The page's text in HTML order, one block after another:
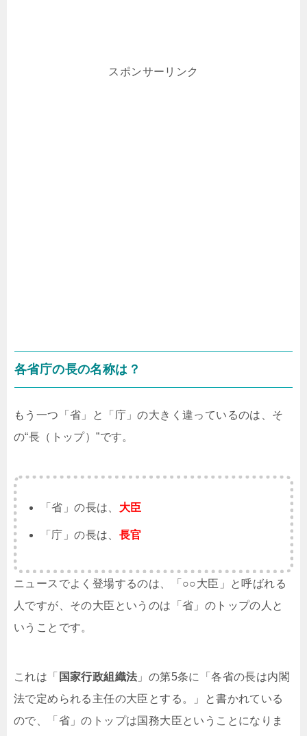
スポンサーリンク
各省庁の長の名称は？
もう一つ「省」と「庁」の大きく違っているのは、そ
の“長（トップ）”です。
「省」の長は、 大臣
「庁」の長は、 長官
ニュースでよく登場するのは、「○○大臣」と呼ばれる
人ですが、その大臣というのは「省」のトップの人と
いうことです。
これは「 国家行政組織法 」の第5条に「各省の長は内閣
法で定められる主任の大臣とする。」と書かれている
ので、「省」のトップは国務大臣ということになりま